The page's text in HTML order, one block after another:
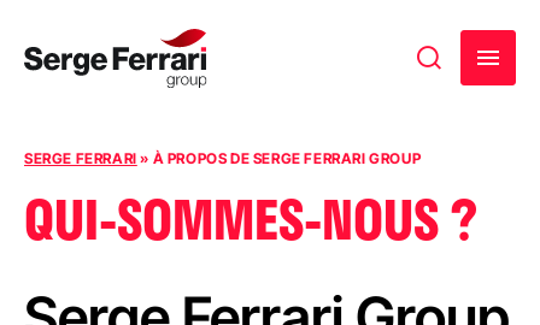
SERGE FERRARI » À PROPOS DE SERGE FERRARI GROUP
QUI-SOMMES-NOUS ?